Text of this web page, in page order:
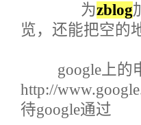
为zblog
览，还能把空的
google上的申
http://
待google通过